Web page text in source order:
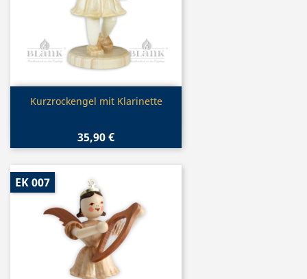
Vorschau
Kurzrockengel mit Klarinette
35,90 €
EK 007